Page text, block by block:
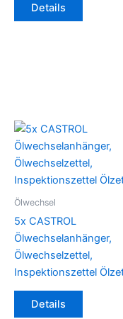
Details
Ölwechsel
5x CASTROL
Ölwechselanhänger,
Ölwechselzettel,
Inspektionszettel
Details